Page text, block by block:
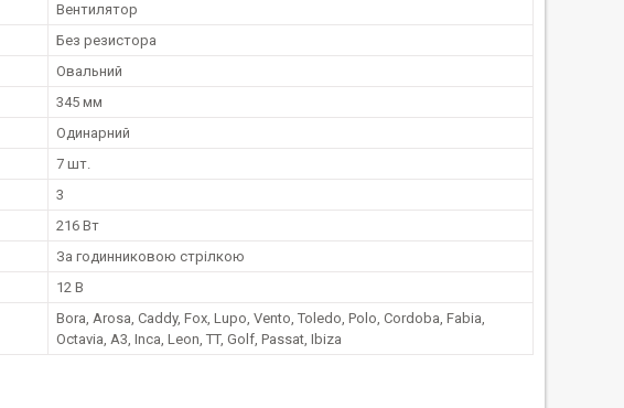
Вентилятор
Без резистора
Овальний
345 мм
Одинарний
7 шт.
3
216 Вт
За годинниковою стрілкою
12 В
Bora, Arosa, Caddy, Fox, Lupo, Vento, Toledo, Polo, Cordoba, Fabia,
Octavia, A3, Inca, Leon, TT, Golf, Passat, Ibiza